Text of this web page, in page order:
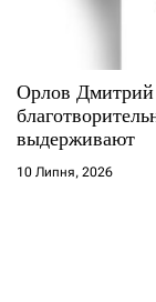
Орлов Дмитрий
выдерживают
10 Липня, 2026